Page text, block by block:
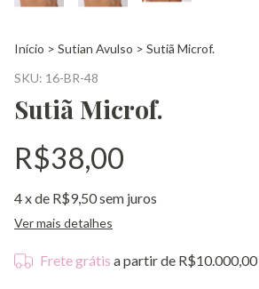
Início > Sutian Avulso > Sutiã Microf.
SKU: 16-BR-48
Sutiã Microf.
R$38,00
4x de R$9,50sem juros
Ver mais detalhes
Frete grátis a partir de R$10.000,00